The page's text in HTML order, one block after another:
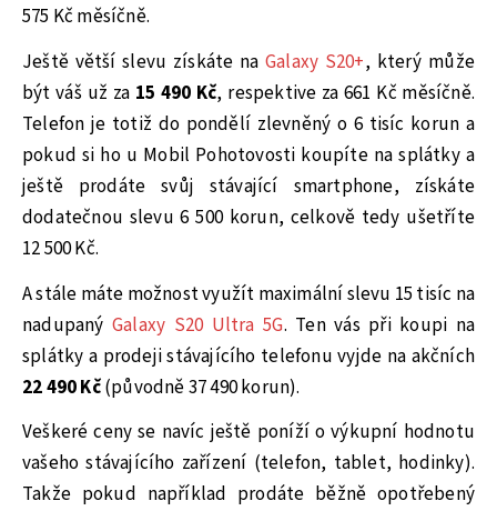
575 Kč měsíčně.
Ještě větší slevu získáte naGalaxy S20+, který může
být váš už za 15 490 Kč, respektive za 661 Kč měsíčně.
Telefon je totiž do pondělí zlevněný o 6 tisíc korun a
pokud si ho u Mobil Pohotovosti koupíte na splátky a
ještě prodáte svůj stávající smartphone, získáte
dodatečnou slevu 6 500 korun, celkově tedy ušetříte
12 500 Kč.
A stále máte možnost využít maximální slevu 15 tisíc na
nadupanýGalaxy S20 Ultra 5G. Ten vás při koupi na
splátky a prodeji stávajícího telefonu vyjde na akčních
22 490 Kč(původně 37 490 korun).
Veškeré ceny se navíc ještě poníží o výkupní hodnotu
vašeho stávajícího zařízení (telefon, tablet, hodinky).
Takže pokud například prodáte běžně opotřebený